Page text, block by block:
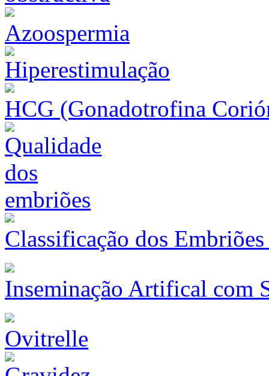
Azoospermia
HCG (Gonadotrofina
Classificação dos
Inseminação Artifical com
Ovitrelle